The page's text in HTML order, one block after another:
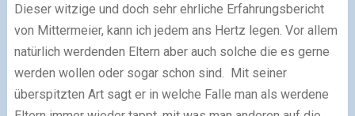
Dieser witzige und doch sehr ehrliche Erfahrungsbericht
von Mittermeier, kann ich jedem ans Hertz legen. Vor allem
natürlich werdenden Eltern aber auch solche die es gerne
werden wollen oder sogar schon sind. Mit seiner
überspitzten Art sagt er in welche Falle man als werdene